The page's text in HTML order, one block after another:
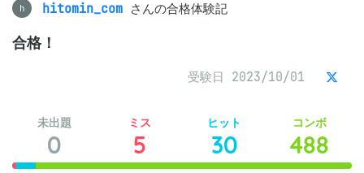
h hitomin_com さんの合格体験記
合格！
受験日 2023/10/01
未出題
0
ミス
5
ヒット
30
コンボ
488